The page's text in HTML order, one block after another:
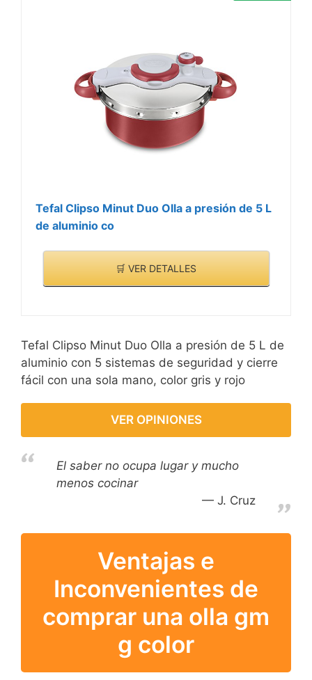
Tefal Clipso Minut Duo Olla a presión de 5 L
de aluminio co
🛒 VER DETALLES
Tefal Clipso Minut Duo Olla a presión de 5 L de
aluminio con 5 sistemas de seguridad y cierre
fácil con una sola mano, color gris y rojo
VER OPINIONES
El saber no ocupa lugar y mucho
menos cocinar
J. Cruz
Ventajas e
Inconvenientes de
comprar una olla gm
g color